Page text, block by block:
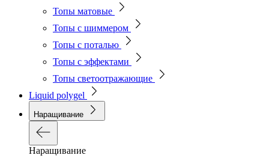
Топы матовые
Топы с шиммером
Топы с поталью
Топы с эффектами
Топы светоотражающие
Liquid polygel
Наращивание
Наращивание